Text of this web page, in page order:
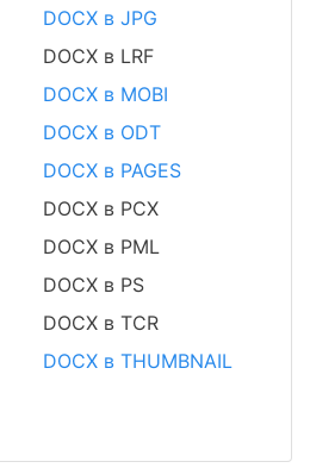
DOCX в JPG
DOCX в LRF
DOCX в MOBI
DOCX в ODT
DOCX в PAGES
DOCX в PCX
DOCX в PML
DOCX в PS
DOCX в TCR
DOCX в THUMBNAIL